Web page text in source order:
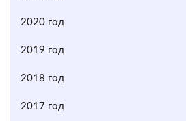
2020 год
2019 год
2018 год
2017 год